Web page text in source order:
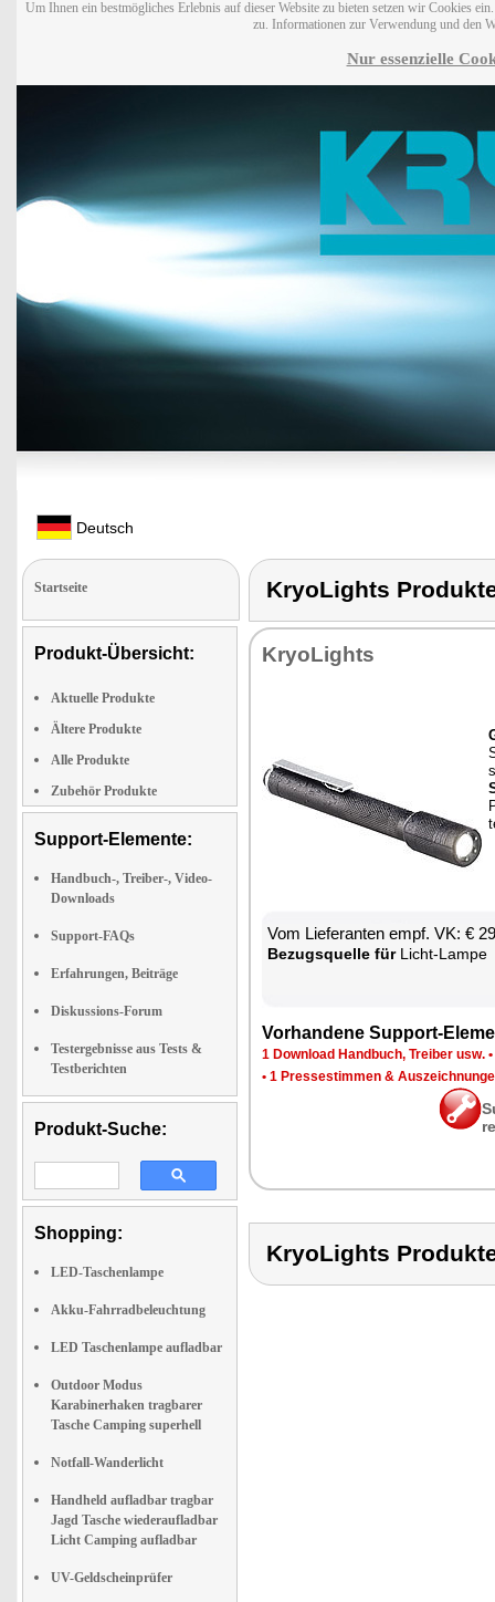
Um Ihnen ein bestmögliches Erlebnis auf dieser Website zu bieten setzen wir Cookies
zu. Informationen zur Verwendung und den
Nur essenzielle
Deutsch
Startseite
Produkt-Übersicht:
Aktuelle Produkte
Ältere Produkte
Alle Produkte
Zubehör Produkte
Support-Elemente:
Handbuch-, Treiber-, Video-
Downloads
Support-FAQs
Erfahrungen, Beiträge
Diskussions-Forum
Testergebnisse aus Tests &
Testberichten
Produkt-Suche:
Shopping:
LED-Taschenlampe
Akku-Fahrradbeleuchtung
LED Taschenlampe aufladbar
Outdoor Modus
Karabinerhaken tragbarer
Tasche Camping superhell
Notfall-Wanderlicht
Handheld aufladbar tragbar
Jagd Tasche wiederaufladbar
Licht Camping aufladbar
UV-Geldscheinprüfer
KryoLights Produkte
Kryo­Lights
Vom Lie­fe­ran­ten empf. VK: €
Be­zugs­quel­le fürLicht-Lam­pe
Vor­han­de­ne Sup­port-
1 Down­load Hand­buch, Trei­ber usw. •
• 1 Pres­se­stim­men &
KryoLights Produkte